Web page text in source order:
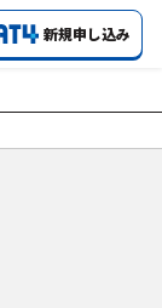
新規申し込み